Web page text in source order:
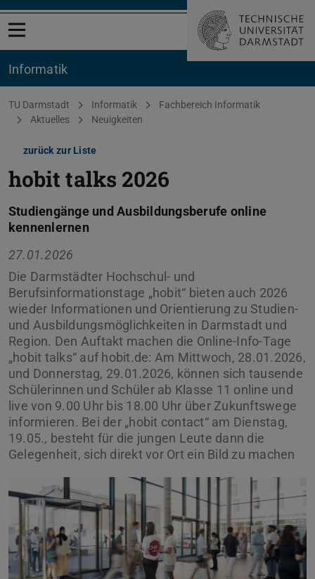
Menü öffnen
Informatik
Sie befinden sich hier:
TU Darmstadt Informatik
Fachbereich Informatik
Aktuelles
Neuigkeiten
zurück zur Liste
hobit talks 2026
Studiengänge und Ausbildungsberufe online
kennenlernen
27.01.2026
Die Darmstädter Hochschul- und
Berufsinformationstage „hobit“ bieten auch 2026
wieder Informationen und Orientierung zu Studien-
und Ausbildungsmöglichkeiten in Darmstadt und
Region. Den Auftakt machen die Online-Info-Tage
„hobit talks“ auf hobit.de: Am Mittwoch, 28.01.2026,
und Donnerstag, 29.01.2026, können sich tausende
Schülerinnen und Schüler ab Klasse 11 online und
live von 9.00 Uhr bis 18.00 Uhr über Zukunftswege
informieren. Bei der „hobit contact“ am Dienstag,
19.05., besteht für die jungen Leute dann die
Gelegenheit, sich direkt vor Ort ein Bild zu machen